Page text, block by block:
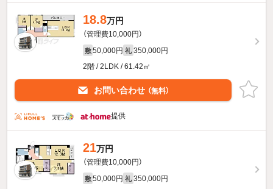
18.8万円
（管理費10,000円）
敷 50,000円 礼 350,000円
2階 / 2LDK / 61.42㎡
お問い合わせ （無料）
提供
21万円
（管理費10,000円）
敷 50,000円 礼 350,000円